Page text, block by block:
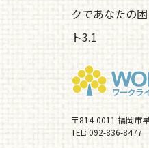
クであなたの
ト3.1
〒814-0011 福岡市
TEL: 092-836-8477